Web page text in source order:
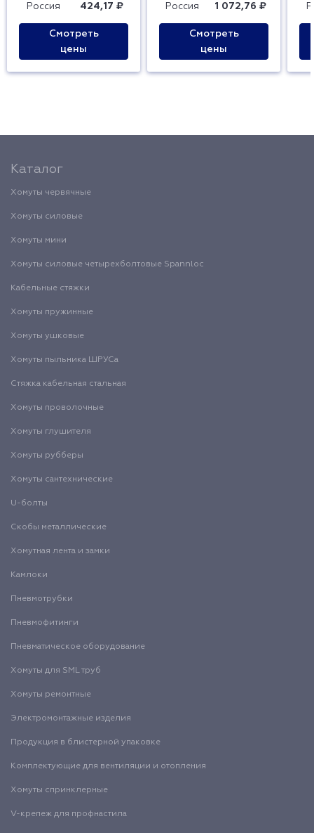
Россия 424,17 ₽
Смотреть
цены
Россия 1 072,76 ₽
Смотреть
цены
Каталог
Хомуты червячные
Хомуты силовые
Хомуты мини
Хомуты силовые четырехболтовые Spannloc
Кабельные стяжки
Хомуты пружинные
Хомуты ушковые
Хомуты пыльника ШРУСа
Стяжка кабельная стальная
Хомуты проволочные
Хомуты глушителя
Хомуты рубберы
Хомуты сантехнические
U-болты
Скобы металлические
Хомутная лента и замки
Камлоки
Пневмотрубки
Пневмофитинги
Пневматическое оборудование
Хомуты для SML труб
Хомуты ремонтные
Электромонтажные изделия
Продукция в блистерной упаковке
Комплектующие для вентиляции и отопления
Хомуты спринклерные
V-крепеж для профнастила